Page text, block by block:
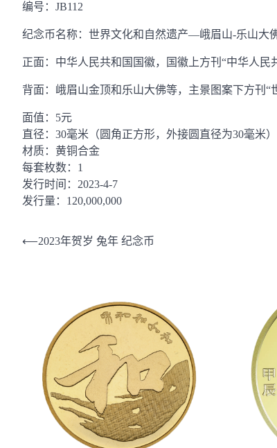
编号：JB112
纪念币名称：世界文化和自然遗产—峨眉山-乐山大
正面：中华人民共和国国徽，国徽上方刊“中华人
背面：峨眉山金顶和乐山大佛等，主景图案下方刊
面值：5元
直径：30毫米（圆角正方形，外接圆直径为30毫米）
材质：黄铜合金
每套枚数：1
发行时间：2023-4-7
发行量：120,000,000
文
⟵2023年贺岁 兔年 纪念币